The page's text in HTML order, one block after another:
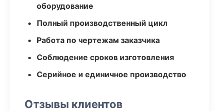
оборудование
Полный производственный цикл
Работа по чертежам заказчика
Соблюдение сроков изготовления
Серийное и единичное производство
Отзывы клиентов